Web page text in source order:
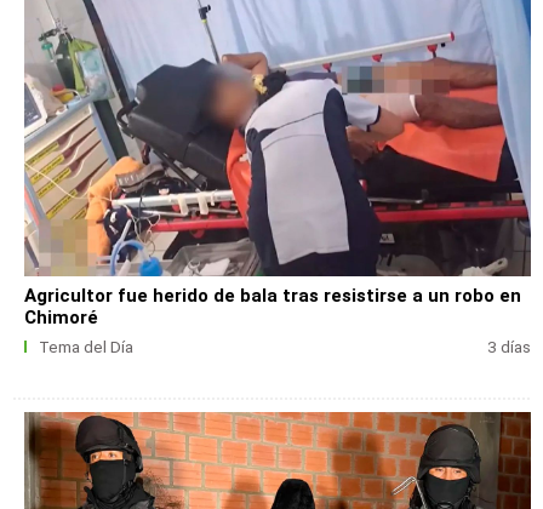
Agricultor fue herido de bala tras resistirse a un robo en
Chimoré
Tema del Día 3 días